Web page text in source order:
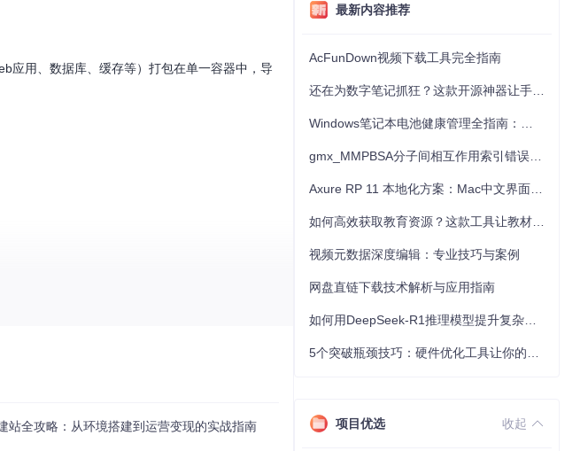
应用、数据库、缓存等）打包在单一容器中，导
站全攻略：从环境搭建到运营变现的实战指南
最新内容推荐
AcFunDown视频下载工具完全指南
视频元数据深度编辑：专业技巧与案例
网盘直链下载技术解析与应用指南
项目优选 收起